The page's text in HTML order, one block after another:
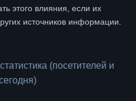
этого влияния, если их
источников информации.